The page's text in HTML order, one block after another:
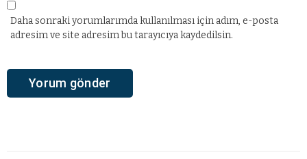
Daha sonraki yorumlarımda kullanılması için adım, e-posta
adresim ve site adresim bu tarayıcıya kaydedilsin.